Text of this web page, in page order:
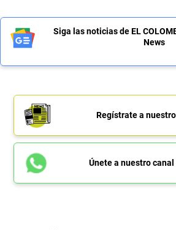
Siga las noticias de EL
News
Regístrate a
Únete a nuestro